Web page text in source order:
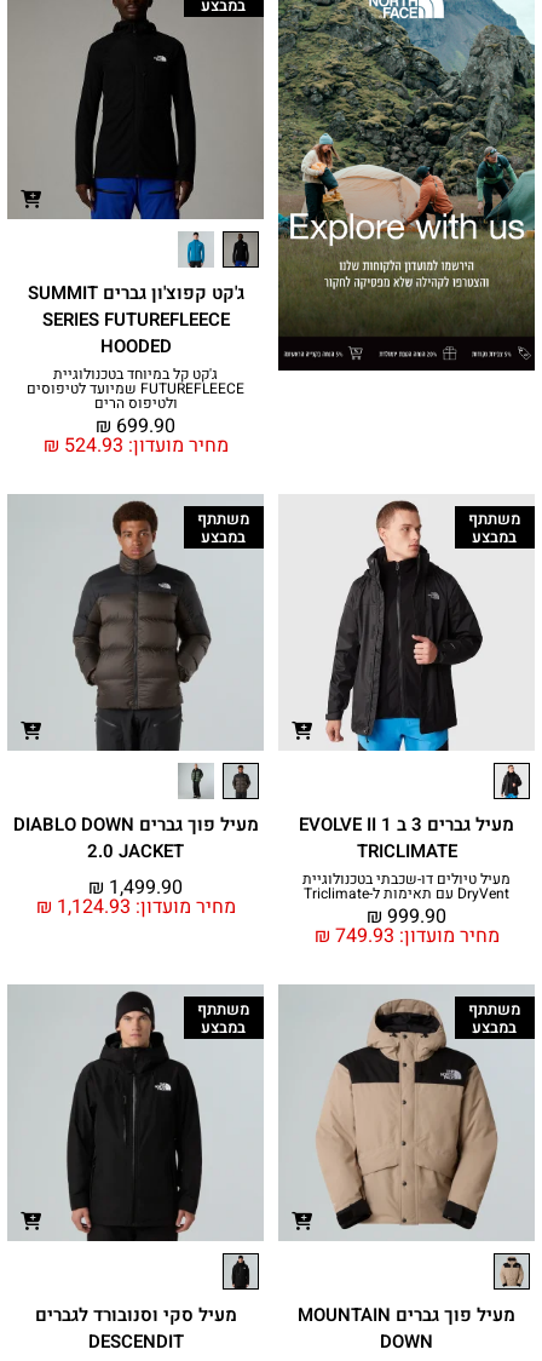
במבצע
ג'קט קפוצ'ון גברים SUMMIT
SERIES FUTUREFLEECE
HOODED
ג'קט קל במיוחד בטכנולוגיית
FUTUREFLEECE שמיועד לטיפוסים
ולטיפוס הרים
מחיר מועדון: ₪ 524.93
₪ 699.90
משתתף
במבצע
מעיל גברים 3 ב 1 EVOLVE II
TRICLIMATE
מעיל טיולים דו-שכבתי בטכנולוגיית
DryVent עם תאימות ל-Triclimate
מחיר מועדון: ₪ 749.93
₪ 999.90
משתתף
במבצע
מעיל פוך גברים DIABLO DOWN
2.0 JACKET
מחיר מועדון: ₪ 1,124.93
₪ 1,499.90
משתתף
במבצע
מעיל פוך גברים MOUNTAIN
DOWN
משתתף
במבצע
מעיל סקי וסנובורד לגברים
DESCENDIT